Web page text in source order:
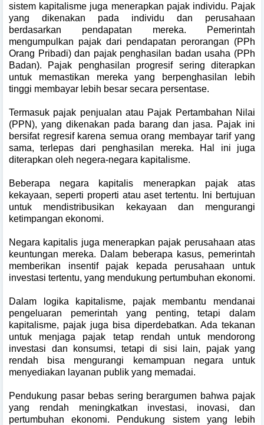
sistem kapitalisme juga menerapkan pajak individu. Pajak
yang dikenakan pada individu dan perusahaan
berdasarkan pendapatan mereka. Pemerintah
mengumpulkan pajak dari pendapatan perorangan (PPh
Orang Pribadi) dan pajak penghasilan badan usaha (PPh
Badan). Pajak penghasilan progresif sering diterapkan
untuk memastikan mereka yang berpenghasilan lebih
tinggi membayar lebih besar secara persentase.
Termasuk pajak penjualan atau Pajak Pertambahan Nilai
(PPN), yang dikenakan pada barang dan jasa. Pajak ini
bersifat regresif karena semua orang membayar tarif yang
sama, terlepas dari penghasilan mereka. Hal ini juga
diterapkan oleh negera-negara kapitalisme.
Beberapa negara kapitalis menerapkan pajak atas
kekayaan, seperti properti atau aset tertentu. Ini bertujuan
untuk mendistribusikan kekayaan dan mengurangi
ketimpangan ekonomi.
Negara kapitalis juga menerapkan pajak perusahaan atas
keuntungan mereka. Dalam beberapa kasus, pemerintah
memberikan insentif pajak kepada perusahaan untuk
investasi tertentu, yang mendukung pertumbuhan ekonomi.
Dalam logika kapitalisme, pajak membantu mendanai
pengeluaran pemerintah yang penting, tetapi dalam
kapitalisme, pajak juga bisa diperdebatkan. Ada tekanan
untuk menjaga pajak tetap rendah untuk mendorong
investasi dan konsumsi, tetapi di sisi lain, pajak yang
rendah bisa mengurangi kemampuan negara untuk
menyediakan layanan publik yang memadai.
Pendukung pasar bebas sering berargumen bahwa pajak
yang rendah meningkatkan investasi, inovasi, dan
pertumbuhan ekonomi. Pendukung sistem yang lebih